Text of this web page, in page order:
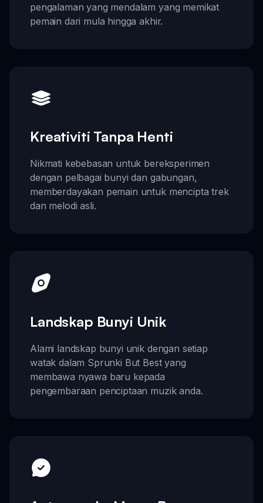
pengalaman yang mendalam yang memikat
pemain dari mula hingga akhir.
Kreativiti Tanpa Henti
Nikmati kebebasan untuk bereksperimen
dengan pelbagai bunyi dan gabungan,
memberdayakan pemain untuk mencipta trek
dan melodi asli.
Landskap Bunyi Unik
Alami landskap bunyi unik dengan setiap
watak dalam Sprunki But Best yang
membawa nyawa baru kepada
pengembaraan penciptaan muzik anda.